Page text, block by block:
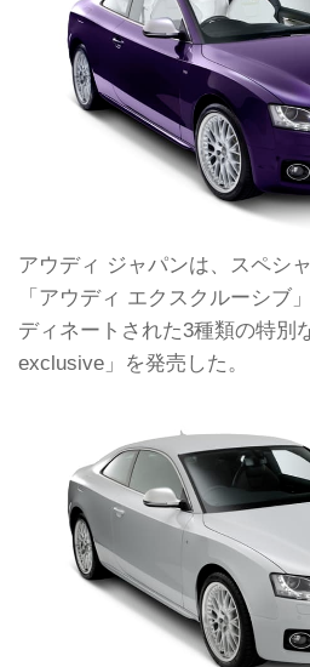
アウディ ジャパンは、スペシ
「アウディ エクスクルーシブ
ディネートされた3種類の特別
exclusive」を発売した。